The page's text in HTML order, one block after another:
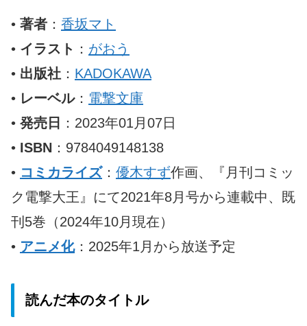
• 著者 ： 香坂マト
• イラスト ： がおう
• 出版社 ： KADOKAWA
• レーベル： 電撃文庫
• 発売日
：2023年01月07日
• ISBN ：9784049148138
• コミカライズ： 優木すず作画、『月刊コミッ
ク電撃大王』にて2021年8月号から連載中、既
刊5巻（2024年10月現在）
• アニメ化：2025年1月から放送予定
読んだ本のタイトル